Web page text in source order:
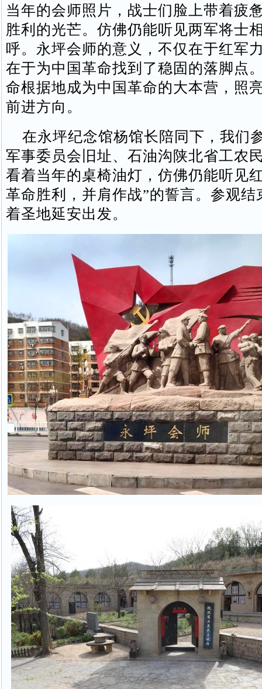
当年的会师照片，战士们脸上带着疲
胜利的光芒。仿佛仍能听见两军将士
呼。永坪会师的意义，不仅在于红军
在于为中国革命找到了稳固的落脚点
命根据地成为中国革命的大本营，照
前进方向。
在永坪纪念馆杨馆长陪同下，我们
军事委员会旧址、石油沟陕北省工农
看着当年的桌椅油灯，仿佛仍能听见
革命胜利，并肩作战”的誓言。参观结
着圣地延安出发。